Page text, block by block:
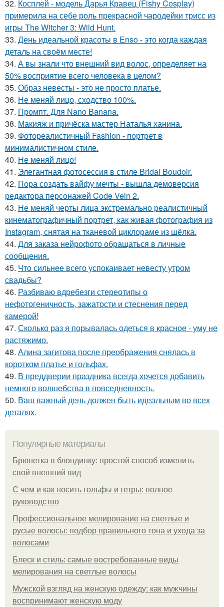
32. Косплей - модель Дарья Кравец (Fishy Cosplay)
примерила на себе роль прекрасной чародейки трисс из
игры The Witcher 3: Wild Hunt.
33. День идеальной красоты в Enso - это когда каждая
деталь на своём месте!
34. А вы знали что внешний вид волос, определяет на
50% восприятие всего человека в целом?
35. Образ невесты - это не просто платье.
36. Не меняй лицо, сходство 100%.
37. Промпт. Для Nano Banana.
38. Макияж и причёска мастер Наталья ханина.
39. Фотореалистичный Fashion - портрет в
минималистичном стиле.
40. Не меняй лицо!
41. Элегантная фотосессия в стиле Bridal Boudoir.
42. Пора создать вайфу мечты - вышла демоверсия
редактора персонажей Code Vein 2.
43. Не меняй черты лица экстремально реалистичный
кинематографичный портрет, как живая фотография из
Instagram, снятая на тканевой циклораме из шёлка.
44. Для заказа нейрофото обращаться в личные
сообщения.
45. Что сильнее всего успокаивает невесту утром
свадьбы?
46. Разбиваю вдребезги стереотипы о
нефотогеничность, зажатости и стеснения перед
камерой!
47. Сколько раз я порывалась одеться в красное - уму не
растяжимо.
48. Алина загитова после преображения снялась в
коротком платье и гольфах.
49. В преддверии праздника всегда хочется добавить
немного волшебства в повседневность.
50. Ваш важный день должен быть идеальным во всех
деталях.
Популярные материалы
Брюнетка в блондинку: простой способ изменить
свой внешний вид
С чем и как носить гольфы и гетры: полное
руководство
Профессиональное мелирование на светлые и
русые волосы: подбор правильного тона и ухода за
волосами
Блеск и стиль: самые востребованные виды
мелирования на светлые волосы
Мужской взгляд на женскую одежду: как мужчины
воспринимают женскую моду